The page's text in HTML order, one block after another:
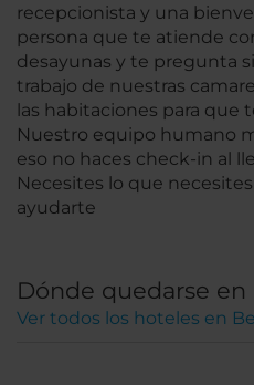
recepcionista y una
persona que te atiende
desayunas y te pregunta
trabajo de nuestras
las habitaciones para que
Nuestro equipo humano
eso no haces check-in al
Necesites lo que
ayudarte
Dónde quedarse en
Ver todos los hoteles en